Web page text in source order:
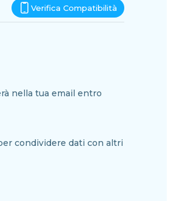
Verifica Compatibilità
nella tua email entro
condividere dati con altri